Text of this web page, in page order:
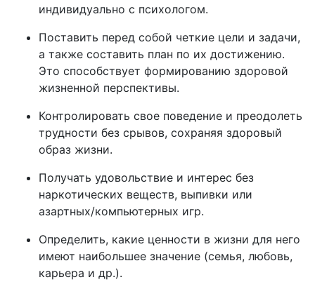
индивидуально с психологом.
Поставить перед собой четкие цели и задачи,
а также составить план по их достижению.
Это способствует формированию здоровой
жизненной перспективы.
Контролировать свое поведение и преодолеть
трудности без срывов, сохраняя здоровый
образ жизни.
Получать удовольствие и интерес без
наркотических веществ, выпивки или
азартных/компьютерных игр.
Определить, какие ценности в жизни для него
имеют наибольшее значение (семья, любовь,
карьера и др.).